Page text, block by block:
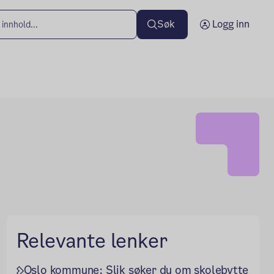
Søk Logg inn
Relevante lenker
Oslo kommune: Slik søker du om skolebytte